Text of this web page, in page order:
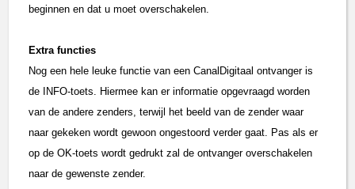
beginnen en dat u moet overschakelen.
Extra functies
Nog een hele leuke functie van een CanalDigitaal ontvanger is
de INFO-toets. Hiermee kan er informatie opgevraagd worden
van de andere zenders, terwijl het beeld van de zender waar
naar gekeken wordt gewoon ongestoord verder gaat. Pas als er
op de OK-toets wordt gedrukt zal de ontvanger overschakelen
naar de gewenste zender.